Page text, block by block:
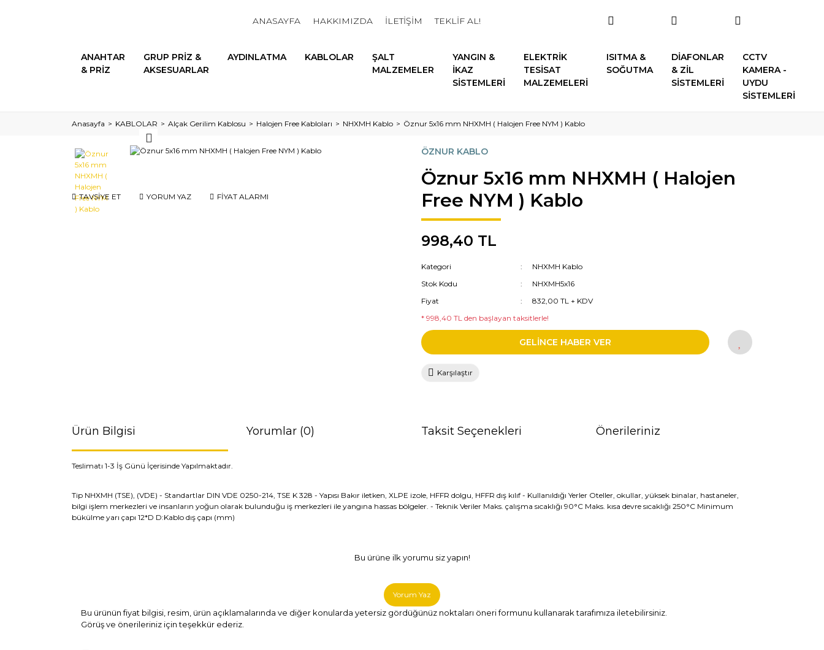
ANASAYFA HAKKIMIZDA İLETİŞİM TEKLİF AL!
ANAHTAR
& PRİZ
GRUP PRİZ &
AKSESUARLAR
AYDINLATMA KABLOLAR
ŞALT
MALZEMELER
YANGIN &
İKAZ
SİSTEMLERİ
ELEKTRİK
TESİSAT
MALZEMELERİ
ISITMA &
SOĞUTMA
DİAFONLAR
& ZİL
SİSTEMLERİ
CCTV
KAMERA -
UYDU
SİSTEMLERİ
Anasayfa KABLOLAR Alçak Gerilim Kablosu Halojen Free Kabloları NHXMH Kablo Öznur 5x16 mm NHXMH ( Halojen Free NYM ) Kablo
TAVSİYE ET YORUM YAZ FİYAT ALARMI
ÖZNUR KABLO
Öznur 5x16 mm NHXMH ( Halojen
Free NYM ) Kablo
998,40 TL
Kategori
NHXMH Kablo
Stok Kodu
NHXMH5x16
Fiyat
832,00 TL + KDV
* 998,40 TL den başlayan taksitlerle!
GELİNCE HABER VER
Karşılaştır
Ürün Bilgisi Yorumlar (0) Taksit Seçenekleri Önerileriniz
Teslimatı 1-3 İş Günü İçerisinde Yapılmaktadır.
Tip NHXMH (TSE), (VDE) - Standartlar DIN VDE 0250-214, TSE K 328 - Yapısı Bakır iletken, XLPE izole, HFFR dolgu, HFFR dış kılıf - Kullanıldığı Yerler Oteller, okullar, yüksek binalar, hastaneler,
bilgi işlem merkezleri ve insanların yoğun olarak bulunduğu iş merkezleri ile yangına hassas bölgeler. - Teknik Veriler Maks. çalışma sıcaklığı 90°C Maks. kısa devre sıcaklığı 250°C Minimum
bükülme yarı çapı 12*D D:Kablo dış çapı (mm)
Bu ürüne ilk yorumu siz yapın!
Yorum Yaz
Bu ürünün fiyat bilgisi, resim, ürün açıklamalarında ve diğer konularda yetersiz gördüğünüz noktaları öneri formunu kullanarak tarafımıza iletebilirsiniz.
Görüş ve önerileriniz için teşekkür ederiz.